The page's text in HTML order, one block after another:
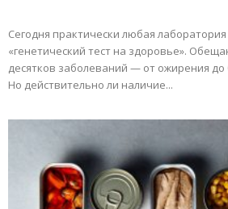
Сегодня практически любая
«генетический тест на здоровье».
десятков заболеваний — от ожирения до
Но действительно ли наличие...